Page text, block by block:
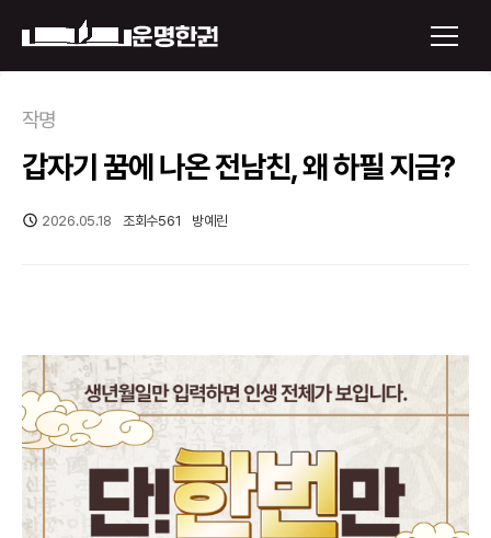
운명한권 보기
미래 배우자 얼굴
신년운세
토정비결
오늘의 운세
궁합
회원가입
작명
갑자기 꿈에 나온 전남친, 왜 하필 지금?
2026.05.18 조회수561 방예린